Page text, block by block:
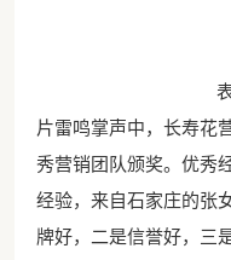
表
片雷鸣掌声中，长寿花
秀营销团队颁奖。优秀
经验，来自石家庄的张
牌好，二是信誉好，三